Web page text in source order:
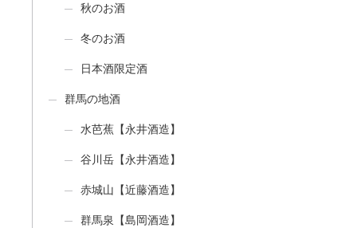
秋のお酒
冬のお酒
日本酒限定酒
群馬の地酒
水芭蕉【永井酒造】
谷川岳【永井酒造】
赤城山【近藤酒造】
群馬泉【島岡酒造】